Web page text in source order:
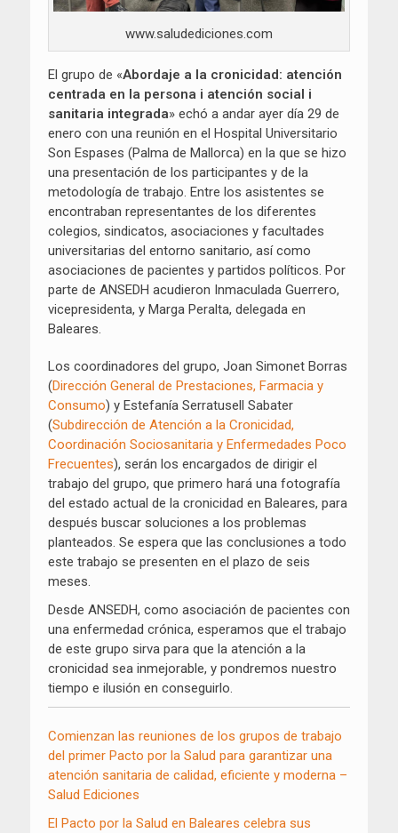
www.saludediciones.com
El grupo de «Abordaje a la cronicidad: atención
centrada en la persona i atención social i
sanitaria integrada» echó a andar ayer día 29 de
enero con una reunión en el Hospital Universitario
Son Espases (Palma de Mallorca) en la que se hizo
una presentación de los participantes y de la
metodología de trabajo. Entre los asistentes se
encontraban representantes de los diferentes
colegios, sindicatos, asociaciones y facultades
universitarias del entorno sanitario, así como
asociaciones de pacientes y partidos políticos. Por
parte de ANSEDH acudieron Inmaculada Guerrero,
vicepresidenta, y Marga Peralta, delegada en
Baleares.
Los coordinadores del grupo, Joan Simonet Borras
(Dirección General de Prestaciones, Farmacia y
Consumo) y Estefanía Serratusell Sabater
(Subdirección de Atención a la Cronicidad,
Coordinación Sociosanitaria y Enfermedades Poco
Frecuentes), serán los encargados de dirigir el
trabajo del grupo, que primero hará una fotografía
del estado actual de la cronicidad en Baleares, para
después buscar soluciones a los problemas
planteados. Se espera que las conclusiones a todo
este trabajo se presenten en el plazo de seis
meses.
Desde ANSEDH, como asociación de pacientes con
una enfermedad crónica, esperamos que el trabajo
de este grupo sirva para que la atención a la
cronicidad sea inmejorable, y pondremos nuestro
tiempo e ilusión en conseguirlo.
Comienzan las reuniones de los grupos de trabajo
del primer Pacto por la Salud para garantizar una
atención sanitaria de calidad, eficiente y moderna –
Salud Ediciones
El Pacto por la Salud en Baleares celebra sus